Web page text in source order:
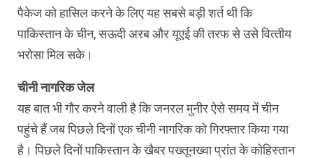
पैकेज को हासिल करने के लिए यह सबसे बड़ी शर्त थी कि
पाकिस्‍तान के चीन, सऊदी अरब और यूएई की तरफ से उसे वित्‍तीय
भरोसा मिल सके।
चीनी नागरिक जेल
यह बात भी गौर करने वाली है कि जनरल मुनीर ऐसे समय में चीन
पहुंचे हैं जब पिछले दिनों एक चीनी नागरिक को गिरफ्तार किया गया
है। पिछले दिनों पाकिस्तान के खैबर पख्तूनख्वा प्रांत के कोहिस्तान